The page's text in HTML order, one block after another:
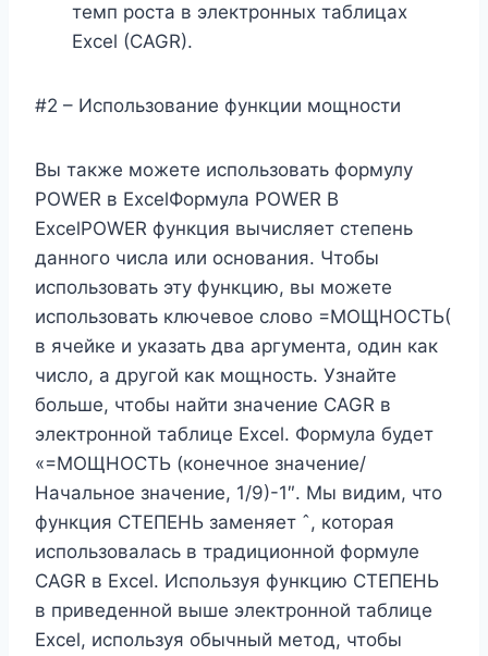
темп роста в электронных таблицах
Excel (CAGR).
#2 – Использование функции мощности
Вы также можете использовать формулу
POWER в ExcelФормула POWER В
ExcelPOWER функция вычисляет степень
данного числа или основания. Чтобы
использовать эту функцию, вы можете
использовать ключевое слово =МОЩНОСТЬ(
в ячейке и указать два аргумента, один как
число, а другой как мощность. Узнайте
больше, чтобы найти значение CAGR в
электронной таблице Excel. Формула будет
«=МОЩНОСТЬ (конечное значение/
Начальное значение, 1/9)-1″. Мы видим, что
функция СТЕПЕНЬ заменяет ˆ, которая
использовалась в традиционной формуле
CAGR в Excel. Используя функцию СТЕПЕНЬ
в приведенной выше электронной таблице
Excel, используя обычный метод, чтобы